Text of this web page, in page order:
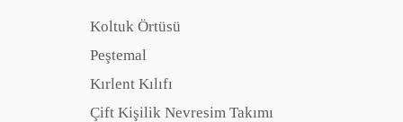
kanallarından iletişime geçebilirsiniz.
Koltuk Örtüsü
Peştemal
Kırlent Kılıfı
Çift Kişilik Nevresim Takımı